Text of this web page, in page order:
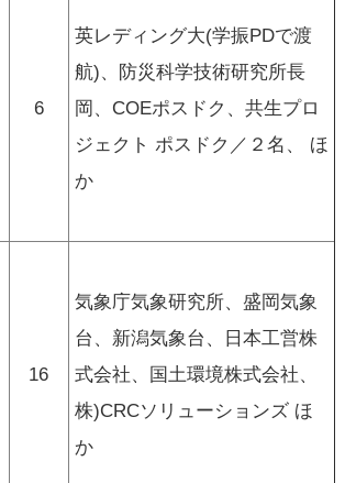
6
英レディング大(学振PDで渡
航)、防災科学技術研究所長
岡、COEポスドク、共生プロ
ジェクト ポスドク／２名、 ほ
か
16
気象庁気象研究所、盛岡気象
台、新潟気象台、日本工営株
式会社、国土環境株式会社、
株)CRCソリューションズ ほ
か